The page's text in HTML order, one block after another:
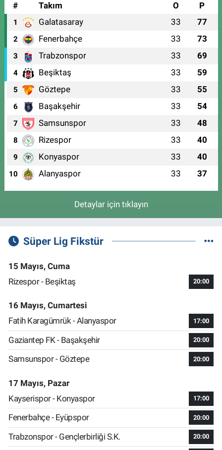
#
Takım O P
1 Galatasaray 33 77
2 Fenerbahçe 33 73
3 Trabzonspor 33 69
4 Beşiktaş 33 59
5 Göztepe 33 55
6 Başakşehir 33 54
7 Samsunspor 33 48
8 Rizespor 33 40
9 Konyaspor 33 40
10 Alanyaspor 33 37
Detaylar için tıklayın
Süper Lig Fikstür
15 Mayıs, Cuma
Rizespor - Beşiktaş
20:00
16 Mayıs, Cumartesi
Fatih Karagümrük - Alanyaspor
17:00
Gaziantep FK - Başakşehir 20:00
Samsunspor - Göztepe 20:00
17 Mayıs, Pazar
Kayserispor - Konyaspor
17:00
Fenerbahçe - Eyüpspor 20:00
Trabzonspor - Gençlerbirliği S.K. 20:00